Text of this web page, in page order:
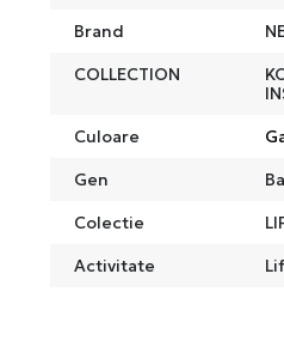
Brand
COLLECTION
Culoare
Gen
Colectie
Activitate